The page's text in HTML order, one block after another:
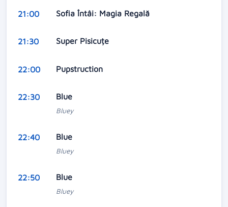
21:00 Sofia Întâi: Magia Regală
21:30 Super Pisicuțe
22:00 Pupstruction
22:30 Blue
Bluey
22:40 Blue
Bluey
22:50 Blue
Bluey